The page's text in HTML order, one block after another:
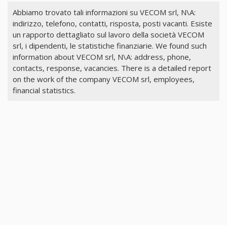
Abbiamo trovato tali informazioni su VECOM srl, N\A:
indirizzo, telefono, contatti, risposta, posti vacanti. Esiste
un rapporto dettagliato sul lavoro della società VECOM
srl, i dipendenti, le statistiche finanziarie. We found such
information about VECOM srl, N\A: address, phone,
contacts, response, vacancies. There is a detailed report
on the work of the company VECOM srl, employees,
financial statistics.